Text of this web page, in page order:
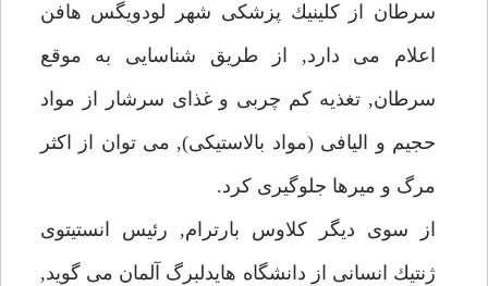
سرطان از كلينيك پزشكى شهر لودويگس هافن
اعلام مى دارد, از طريق شناسايى به موقع
سرطان, تغذيه كم چربى و غذاى سرشار از مواد
حجيم و اليافى (مواد بالاستيكى), مى توان از اكثر
مرگ و ميرها جلوگيرى كرد.
از سوى ديگر كلاوس بارترام, رئيس انستيتوى
ژنتيك انسانى از دانشگاه هايدلبرگ آلمان مى گويد,